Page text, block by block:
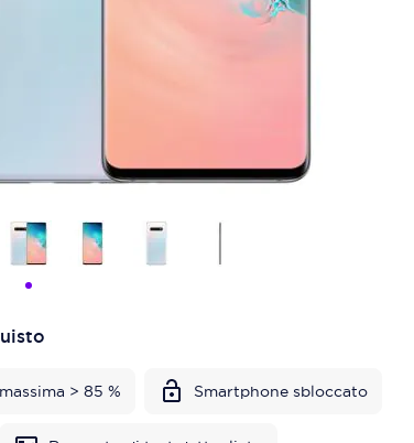
> 85 % Smartphone sbloccato